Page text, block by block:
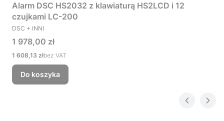
Alarm DSC HS2032 z klawiaturą HS2LCD i 12
czujkami LC-200
PRODUCENT
DSC + INNI
Cena
1 978,00 zł
Cena
1 608,13 złbez VAT
Do koszyka